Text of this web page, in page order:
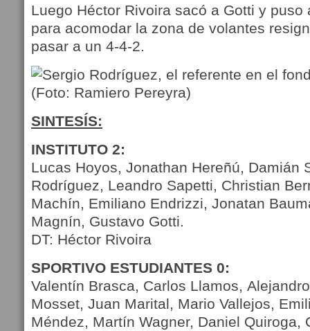
Luego Héctor Rivoira sacó a Gotti y puso
para acomodar la zona de volantes
pasar a un 4-4-2.
SINTESÍS:
INSTITUTO 2:
Lucas Hoyos, Jonathan Hereñú, Damián
Rodríguez, Leandro Sapetti, Christian
Machín, Emiliano Endrizzi, Jonatan
Magnín, Gustavo Gotti.
DT: Héctor Rivoira
SPORTIVO ESTUDIANTES 0:
Valentín Brasca, Carlos Llamos,
Mosset, Juan Marital, Mario Vallejos,
Méndez, Martín Wagner, Daniel Quiroga,